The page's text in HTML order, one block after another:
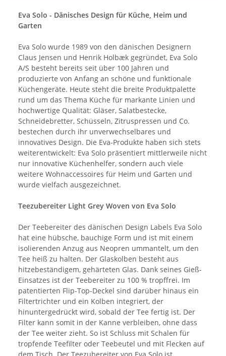
Eva Solo - Dänisches Design für Küche, Heim und
Garten
Eva Solo wurde 1989 von den dänischen Designern
Claus Jensen und Henrik Holbæk gegründet, Eva Solo
A/S besteht bereits seit über 100 Jahren und
produzierte von Anfang an schöne und funktionale
Küchengeräte. Heute steht die breite Produktpalette
rund um das Thema Küche für markante Linien und
hochwertige Qualität: Gläser, Salatbestecke,
Schneidebretter, Schüsseln, Zitruspressen und Co.
bestechen durch ihr unverwechselbares und
innovatives Design. Die Eva-Produkte haben sich stets
weiterentwickelt: Eva Solo präsentiert mittlerweile nicht
nur innovative Küchenhelfer, sondern auch viele
weitere Wohnaccessoires für Heim und Garten und
wurde vielfach ausgezeichnet.
Teezubereiter Light Grey Woven von Eva Solo
Der Teebereiter des dänischen Design Labels Eva Solo
hat eine hübsche, bauchige Form und ist mit einem
isolierenden Anzug aus Neopren ummantelt, um den
Tee heiß zu halten. Der Glaskolben besteht aus
hitzebeständigem, gehärteten Glas. Dank seines Gieß-
Einsatzes ist der Teebereiter zu 100 % tropffrei. Im
patentierten Flip-Top-Deckel sind darüber hinaus ein
Filtertrichter und ein Kolben integriert, der
hinuntergedrückt wird, sobald der Tee fertig ist. Der
Filter kann somit in der Kanne verbleiben, ohne dass
der Tee weiter zieht. So ist Schluss mit Schalen für
tropfende Teefilter oder Teebeutel und mit Flecken auf